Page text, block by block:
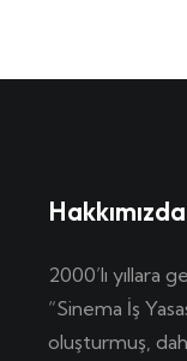
Hakkımızda
2000’lı yıllara
“Sinema İş
oluşturmuş,